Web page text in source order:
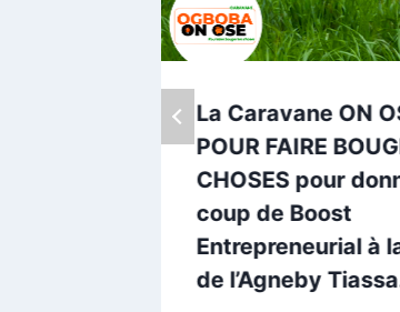
La Caravane ON
POUR FAIRE
CHOSES pour
coup de Boost
Entrepreneurial à
de l’Agneby